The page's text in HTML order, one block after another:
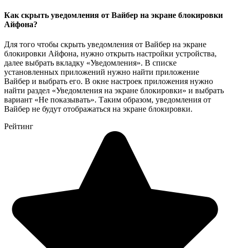
Как скрыть уведомления от Вайбер на экране блокировки
Айфона?
Для того чтобы скрыть уведомления от Вайбер на экране
блокировки Айфона, нужно открыть настройки устройства,
далее выбрать вкладку «Уведомления». В списке
установленных приложений нужно найти приложение
Вайбер и выбрать его. В окне настроек приложения нужно
найти раздел «Уведомления на экране блокировки» и выбрать
вариант «Не показывать». Таким образом, уведомления от
Вайбер не будут отображаться на экране блокировки.
Рейтинг